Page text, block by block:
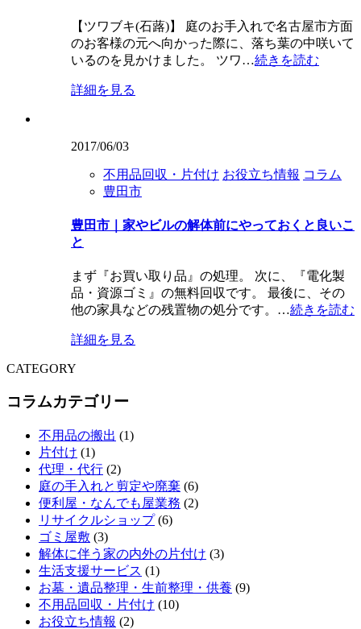
【ツワブキ(石蕗)】 庭のお手入れで名古屋市方面
のお客様の元へ向かった際に、落ち葉の中咲いて
いるのを見かけました。 ツワ…続きを読む
詳細を見る
2017/06/03
不用品回収・片付け お役立ち情報 コラム
豊田市
豊田市｜家やビルの解体前にやっておくと良いこ
と
まず『お買い取り品』の処理。 次に、『電化製
品・資源ゴミ』の無料回収です。 最後に、その
他の家具などの残置物の処分です。…続きを読む
詳細を見る
CATEGORY
コラムカテゴリー
不用品の搬出 (1)
片付け (1)
代理・代行 (2)
庭の手入れと剪定や廃棄 (6)
便利屋・なんでも屋業務 (2)
リサイクルショップ(6)
ゴミ屋敷 (3)
解体に伴う家の内外の片付け (3)
生活支援サービス (1)
お墓・遺品整理・生前整理・供養 (9)
不用品回収・片付け (10)
お役立ち情報 (2)